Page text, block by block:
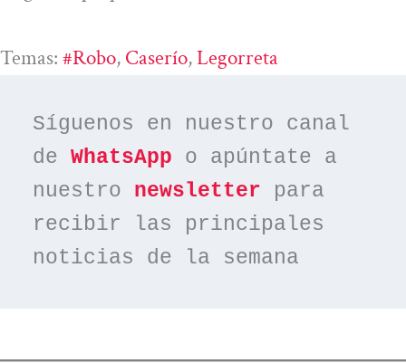
Temas: #robo, Caserío, Legorreta
Síguenos en nuestro canal
de WhatsApp o apúntate a
nuestro newsletter para
recibir las principales
noticias de la semana